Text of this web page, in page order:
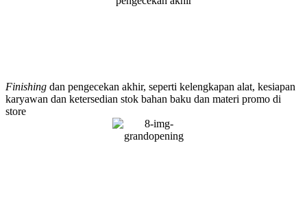
Finishing dan pengecekan akhir, seperti kelengkapan alat, kesiapan
karyawan dan ketersedian stok bahan baku dan materi promo di
store